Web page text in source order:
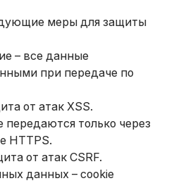
меры для защиты
– все данные
при передаче по
от атак XSS.
передаются только через
HTTPS.
от атак CSRF.
данных – cookie